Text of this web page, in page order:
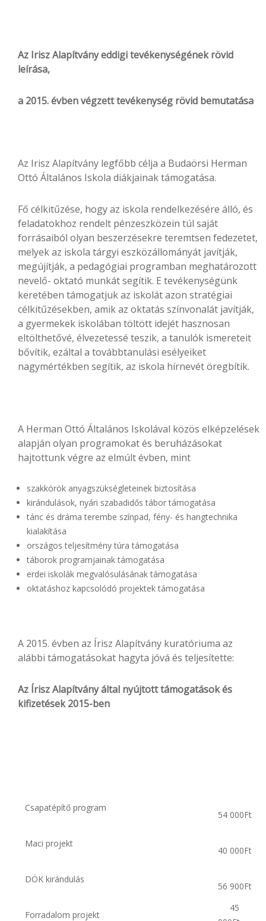
Az Irisz Alapítvány eddigi tevékenységének rövid
leírása,
a 2015. évben végzett tevékenység rövid bemutatása
Az Irisz Alapítvány legfőbb célja a Budaörsi Herman
Ottó Általános Iskola diákjainak támogatása.
Fő célkitűzése, hogy az iskola rendelkezésére álló, és
feladatokhoz rendelt pénzeszközein túl saját
forrásaiból olyan beszerzésekre teremtsen fedezetet,
melyek az iskola tárgyi eszközállományát javítják,
megújítják, a pedagógiai programban meghatározott
nevelő- oktató munkát segítik. E tevékenységünk
keretében támogatjuk az iskolát azon stratégiai
célkitűzésekben, amik az oktatás színvonalát javítják,
a gyermekek iskolában töltött idejét hasznosan
eltölthetővé, élvezetessé teszik, a tanulók ismereteit
bővítik, ezáltal a továbbtanulási esélyeiket
nagymértékben segítik, az iskola hírnevét öregbítik.
A Herman Ottó Általános Iskolával közös elképzelések
alapján olyan programokat és beruházásokat
hajtottunk végre az elmúlt évben, mint
szakkörök anyagszükségleteinek biztosítása
kirándulások, nyári szabadidős tábor támogatása
tánc és dráma terembe színpad, fény- és hangtechnika
kialakítása
országos teljesítmény túra támogatása
táborok programjainak támogatása
erdei iskolák megvalósulásának támogatása
oktatáshoz kapcsolódó projektek támogatása
A 2015. évben az Írisz Alapítvány kuratóriuma az
alábbi támogatásokat hagyta jóvá és teljesítette:
Az Írisz Alapítvány által nyújtott támogatások és
kifizetések 2015-ben
Csapatépítő program
54 000Ft
Maci projekt
40 000Ft
DÖK kirándulás
56 900Ft
Forradalom projekt
45